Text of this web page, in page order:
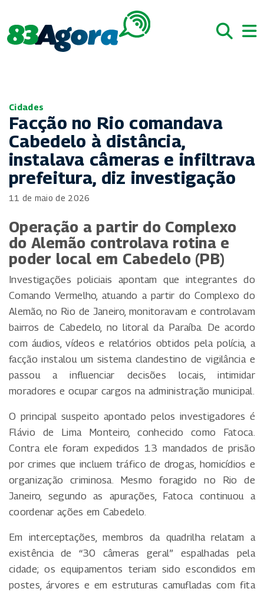
Cidades
Facção no Rio comandava
Cabedelo à distância,
instalava câmeras e infiltrava
prefeitura, diz investigação
11 de maio de 2026
Operação a partir do Complexo
do Alemão controlava rotina e
poder local em Cabedelo (PB)
Investigações policiais apontam que integrantes do
Comando Vermelho, atuando a partir do Complexo do
Alemão, no Rio de Janeiro, monitoravam e controlavam
bairros de Cabedelo, no litoral da Paraíba. De acordo
com áudios, vídeos e relatórios obtidos pela polícia, a
facção instalou um sistema clandestino de vigilância e
passou a influenciar decisões locais, intimidar
moradores e ocupar cargos na administração municipal.
O principal suspeito apontado pelos investigadores é
Flávio de Lima Monteiro, conhecido como Fatoca.
Contra ele foram expedidos 13 mandados de prisão
por crimes que incluem tráfico de drogas, homicídios e
organização criminosa. Mesmo foragido no Rio de
Janeiro, segundo as apurações, Fatoca continuou a
coordenar ações em Cabedelo.
Em interceptações, membros da quadrilha relatam a
existência de “30 câmeras geral” espalhadas pela
cidade; os equipamentos teriam sido escondidos em
postes, árvores e em estruturas camufladas com fita